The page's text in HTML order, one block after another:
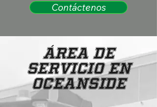
Contáctenos
Área de
Servicio en
Oceanside